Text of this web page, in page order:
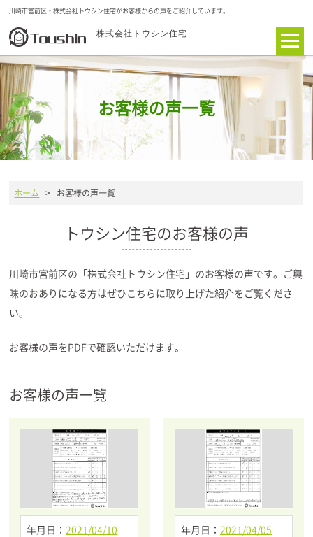
川崎市宮前区・株式会社トウシン住宅がお客様からの声をご紹介しています。
株式会社トウシン住宅
お客様の声一覧
ホーム > お客様の声一覧
トウシン住宅のお客様の声
川崎市宮前区の「株式会社トウシン住宅」のお客様の声です。ご興
味のおありになる方はぜひこちらに取り上げた紹介をご覧くださ
い。
お客様の声をPDFで確認いただけます。
お客様の声一覧
年月日：2021/04/10 年月日： 2021/04/05